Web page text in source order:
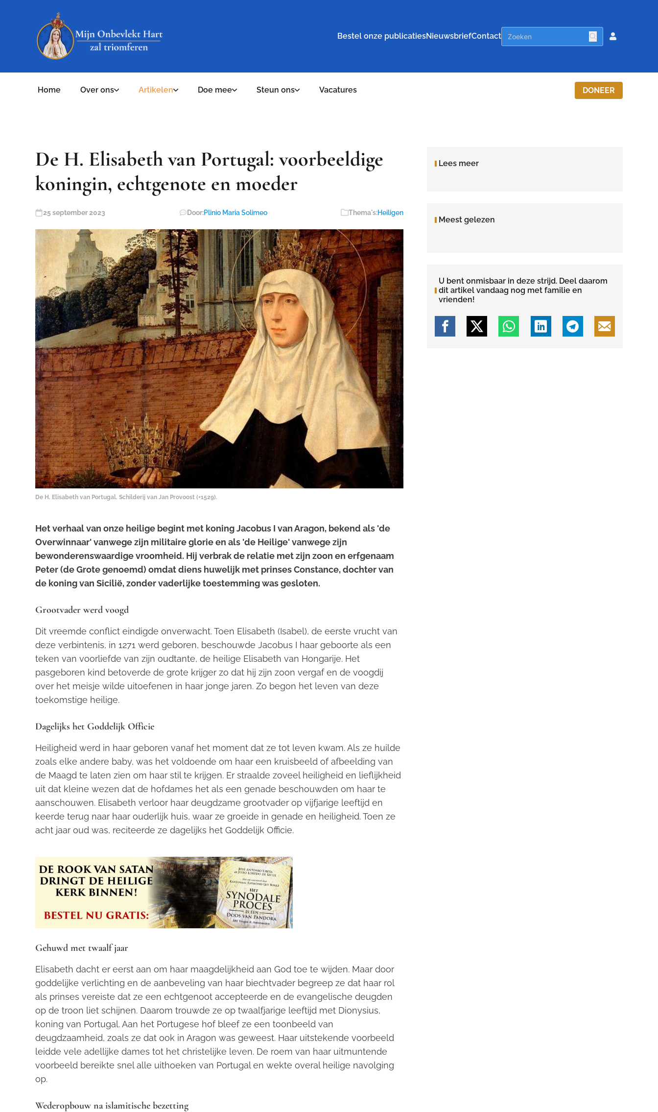
Bestel onze publicatiesNieuwsbriefContact
Home Over ons Artikelen Doe mee Steun ons Vacatures DONEER
De H. Elisabeth van Portugal: voorbeeldige
koningin, echtgenote en moeder
25 september 2023 Door:Plinio Maria Solimeo Thema's:Heiligen
De H. Elisabeth van Portugal. Schilderij van Jan Provoost (+1529).
Het verhaal van onze heilige begint met koning Jacobus I van Aragon, bekend als 'de
Overwinnaar' vanwege zijn militaire glorie en als 'de Heilige' vanwege zijn
bewonderenswaardige vroomheid. Hij verbrak de relatie met zijn zoon en erfgenaam
Peter (de Grote genoemd) omdat diens huwelijk met prinses Constance, dochter van
de koning van Sicilië, zonder vaderlijke toestemming was gesloten.
Grootvader werd voogd
Dit vreemde conflict eindigde onverwacht. Toen Elisabeth (Isabel), de eerste vrucht van
deze verbintenis, in 1271 werd geboren, beschouwde Jacobus I haar geboorte als een
teken van voorliefde van zijn oudtante, de heilige Elisabeth van Hongarije. Het
pasgeboren kind betoverde de grote krijger zo dat hij zijn zoon vergaf en de voogdij
over het meisje wilde uitoefenen in haar jonge jaren. Zo begon het leven van deze
toekomstige heilige.
Dagelijks het Goddelijk Officie
Heiligheid werd in haar geboren vanaf het moment dat ze tot leven kwam. Als ze huilde
zoals elke andere baby, was het voldoende om haar een kruisbeeld of afbeelding van
de Maagd te laten zien om haar stil te krijgen. Er straalde zoveel heiligheid en lieflijkheid
uit dat kleine wezen dat de hofdames het als een genade beschouwden om haar te
aanschouwen. Elisabeth verloor haar deugdzame grootvader op vijfjarige leeftijd en
keerde terug naar haar ouderlijk huis, waar ze groeide in genade en heiligheid. Toen ze
acht jaar oud was, reciteerde ze dagelijks het Goddelijk Officie.
Gehuwd met twaalf jaar
Elisabeth dacht er eerst aan om haar maagdelijkheid aan God toe te wijden. Maar door
goddelijke verlichting en de aanbeveling van haar biechtvader begreep ze dat haar rol
als prinses vereiste dat ze een echtgenoot accepteerde en de evangelische deugden
op de troon liet schijnen. Daarom trouwde ze op twaalfjarige leeftijd met Dionysius,
koning van Portugal. Aan het Portugese hof bleef ze een toonbeeld van
deugdzaamheid, zoals ze dat ook in Aragon was geweest. Haar uitstekende voorbeeld
leidde vele adellijke dames tot het christelijke leven. De roem van haar uitmuntende
voorbeeld bereikte snel alle uithoeken van Portugal en wekte overal heilige navolging
op.
Wederopbouw na islamitische bezetting
Lees meer
Meest gelezen
U bent onmisbaar in deze strijd. Deel daarom
dit artikel vandaag nog met familie en
vrienden!